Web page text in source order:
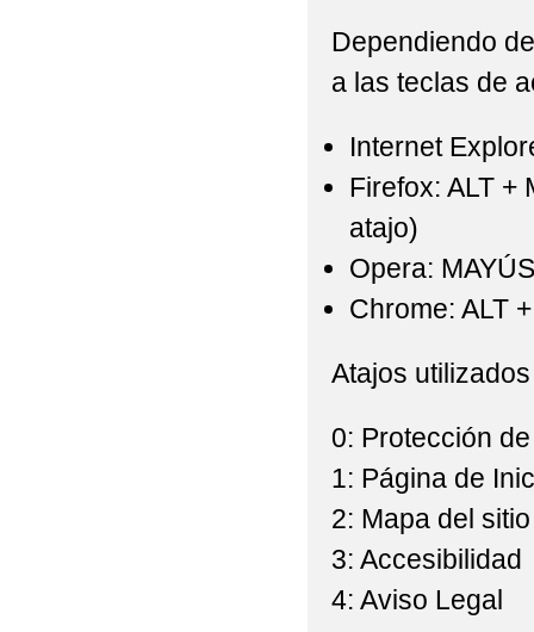
Dependiendo
a las teclas de
Internet
Firefox: ALT +
atajo)
Opera:
Chrome: ALT
Atajos
0: Protección
1: Página de
2: Mapa del sitio
3: Accesibilidad
4: Aviso Legal